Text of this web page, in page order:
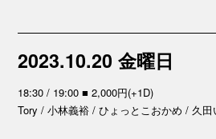
2023.10.20 金曜日
18:30 / 19:00 ■ 2,000円(+1D)
Tory / 小林義裕 / ひょっとこおかめ / 久田